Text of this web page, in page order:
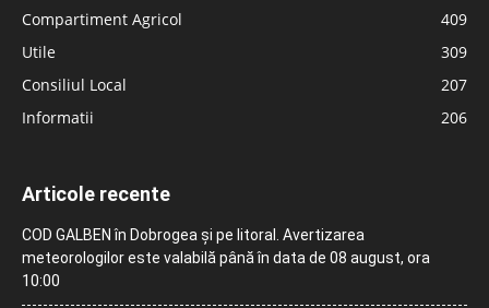
Compartiment Agricol
409
Utile
309
Consiliul Local
207
Informatii
206
Articole recente
COD GALBEN în Dobrogea și pe litoral. Avertizarea
meteorologilor este valabilă până în data de 08 august, ora
10:00